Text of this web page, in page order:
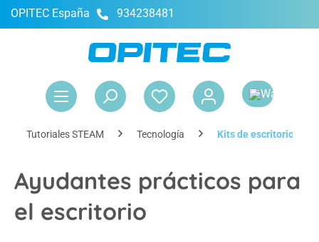
principal
OPITEC España 934238481
Tutoriales STEAM Tecnología Kits de escritorio
Ayudantes prácticos para
el escritorio